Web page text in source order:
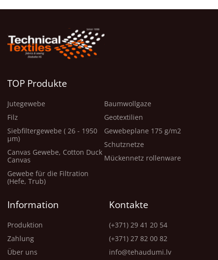
TOP Produkte
Jutegewebe
Filz
Siebfiltergewebe ( 26 - 1950
μm)
Canvas Gewebe, Cotton Duck
Canvas
Gewebe für die Filtration
(Hefe, Trub)
Baumwollgaze
Geotextilien
Gewebeplane 175 g/m2
Schutznetze
Mückennetz rollenware
Information
Produktion
Zahlung
Über uns
Kontakte
(+371) 29 41 20 54
(+371) 27 82 00 82
info@tehaudumi.lv